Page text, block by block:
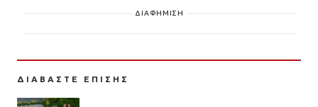
ΔΙΑΦΗΜΙΣΗ
ΔΙΑΒΑΣΤΕ ΕΠΙΣΗΣ